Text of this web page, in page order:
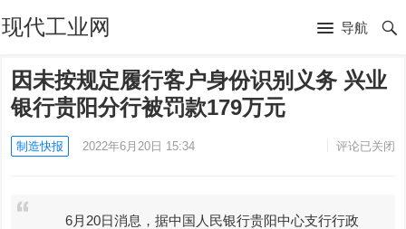
现代工业网 导航
因未按规定履行客户身份识别义务 兴业
银行贵阳分行被罚款179万元
制造快报 2022年6月20日 15:34 评论已关闭
6月20日消息，据中国人民银行贵阳中心支行行政